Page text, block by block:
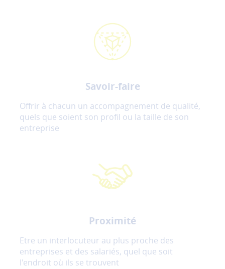
Savoir-faire
Offrir à chacun un accompagnement de qualité,
quels que soient son profil ou la taille de son
entreprise
Proximité
Etre un interlocuteur au plus proche des
entreprises et des salariés, quel que soit
l'endroit où ils se trouvent